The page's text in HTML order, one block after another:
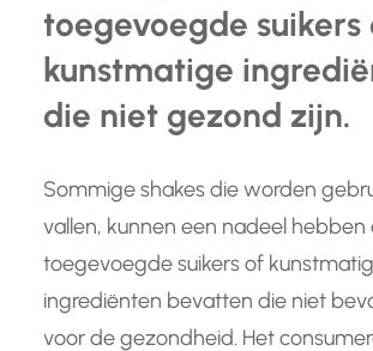
toegevoegde suikers
kunstmatige
die niet gezond zijn.
Sommige shakes die worden
vallen, kunnen een nadeel
toegevoegde suikers of
ingrediënten bevatten die niet
voor de gezondheid. Het